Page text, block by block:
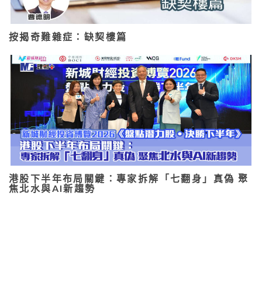
按揭奇難雜症：缺契樓篇
港股下半年布局關鍵：專家拆解「七翻身」真偽 聚
焦北水與AI新趨勢